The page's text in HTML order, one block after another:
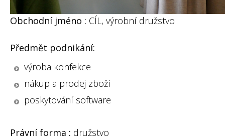
Obchodní jméno : CÍL, výrobní družstvo
Předmět podnikání:
výroba konfekce
nákup a prodej zboží
poskytování software
Právní forma : družstvo